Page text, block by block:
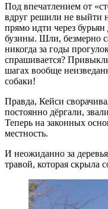
Под впечатлением от
вдруг решили не выйти
прямо идти через
бузины. Шли, безмерно
никогда за годы
спрашивается?
шагах вообще
собаки!
Правда, Кейси
постоянно дёргали,
Теперь на законных
местность.
И неожиданно за
травой, которая скрыла